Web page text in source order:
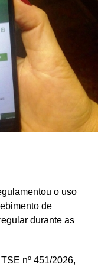
o uso
de
durante as
nº 451/2026,